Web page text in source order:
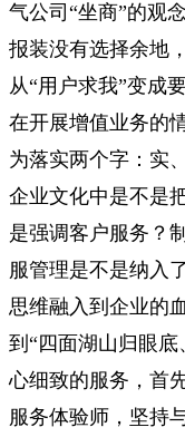
气公司“坐商”的观
报装没有选择余地
从“用户求我”变成
在开展增值业务的
为落实两个字：实
企业文化中是不是
是强调客户服务？
服管理是不是纳入
思维融入到企业的
到“四面湖山归眼
心细致的服务，首
服务体验师，坚持